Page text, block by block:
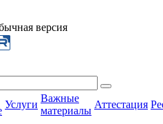
версия
Услуги
Важные
материалы
Аттестация